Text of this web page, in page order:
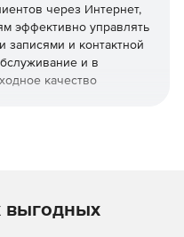
через Интернет,
эффективно управлять
записями и контактной
и в
качество
о взаимодействии с
режим общения они
выгодных